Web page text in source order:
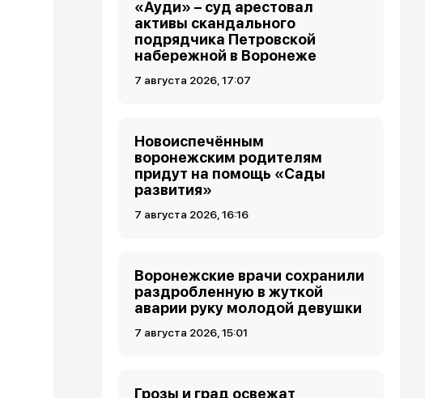
«Ауди» – суд арестовал
активы скандального
подрядчика Петровской
набережной в Воронеже
7 августа 2026, 17:07
Новоиспечённым
воронежским родителям
придут на помощь «Сады
развития»
7 августа 2026, 16:16
Воронежские врачи сохранили
раздробленную в жуткой
аварии руку молодой девушки
7 августа 2026, 15:01
Грозы и град освежат